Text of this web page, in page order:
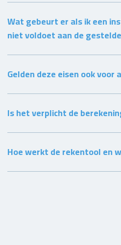
Wat gebeurt er als ik een
niet voldoet aan de
Gelden deze eisen ook voor
Is het verplicht de
Hoe werkt de rekentool en